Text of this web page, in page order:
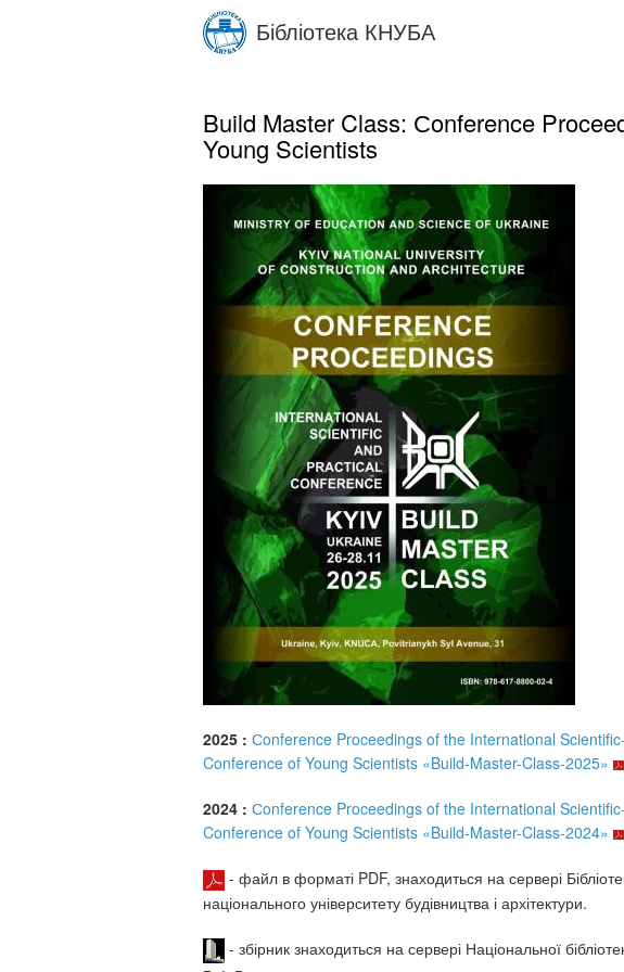
Бібліотека КНУБА
Build Master Class: Сonference
Young Scientists
2025 : Сonference Proceedings of the International
Conference of Young Scientists «Build-Master-Class-2025»
2024 : Сonference Proceedings of the International
Conference of Young Scientists «Build-Master-Class-2024»
- файл в форматі PDF, знаходиться на сервері
національного університету будівництва і архітектури.
- збірник знаходиться на сервері Національної